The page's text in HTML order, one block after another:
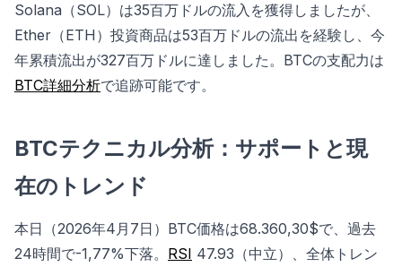
Solana（SOL）は35百万ドルの流入を獲得しましたが、
Ether（ETH）投資商品は53百万ドルの流出を経験し、今
年累積流出が327百万ドルに達しました。BTCの支配力は
BTC詳細分析で追跡可能です。
BTCテクニカル分析：サポートと現
在のトレンド
本日（2026年4月7日）BTC価格は68.360,30$で、過去
24時間で-1,77%下落。 RSI 47.93（中立）、全体トレン